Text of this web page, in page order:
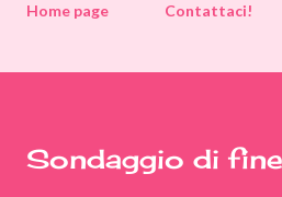
Home page
Contattaci!
Sondaggio di